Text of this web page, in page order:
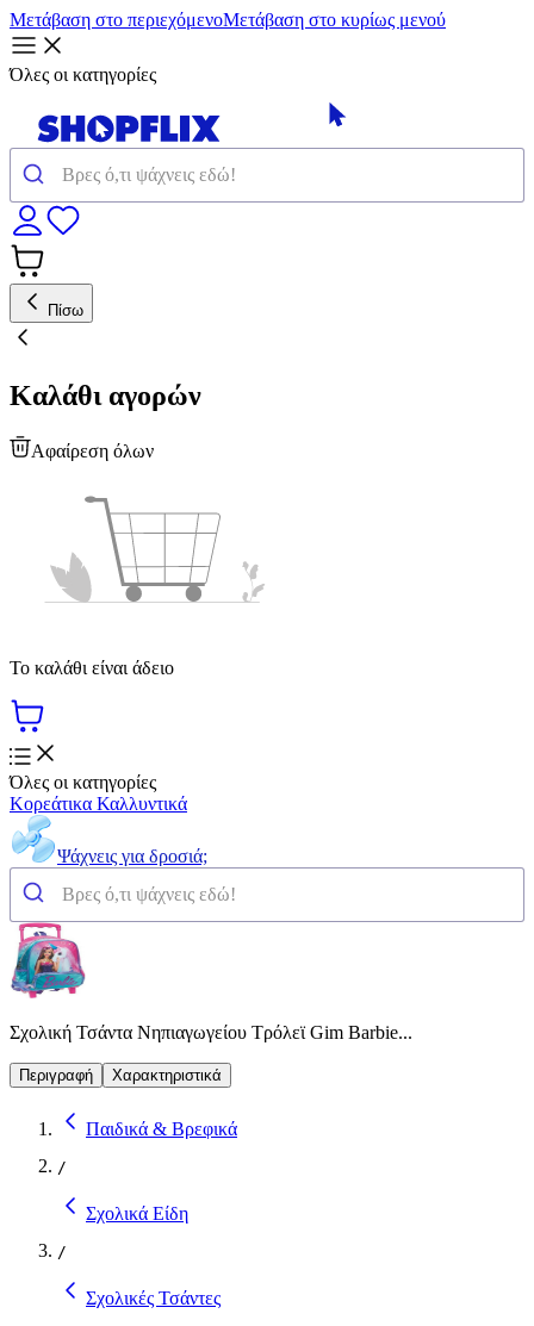
Μετάβαση στο περιεχόμενοΜετάβαση στο κυρίως μενού
Όλες οι κατηγορίες
Πίσω
Καλάθι αγορών
Αφαίρεση όλων
Το καλάθι είναι άδειο
Όλες οι κατηγορίες
Κορεάτικα Καλλυντικά
Ψάχνεις για δροσιά;
Σχολική Τσάντα Νηπιαγωγείου Τρόλεϊ Gim Barbie...
Περιγραφή Χαρακτηριστικά
Παιδικά & Βρεφικά
/
Σχολικά Είδη
/
Σχολικές Τσάντες